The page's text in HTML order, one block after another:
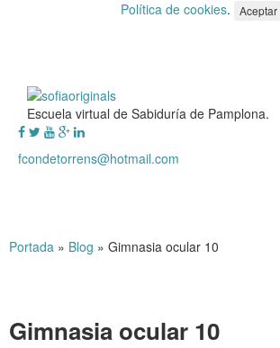
Política de cookies. Aceptar
Escuela virtual de Sabiduría de Pamplona.
fcondetorrens@hotmail.com
Portada » Blog » Gimnasia ocular 10
Gimnasia ocular 10